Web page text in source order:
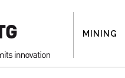
MINING